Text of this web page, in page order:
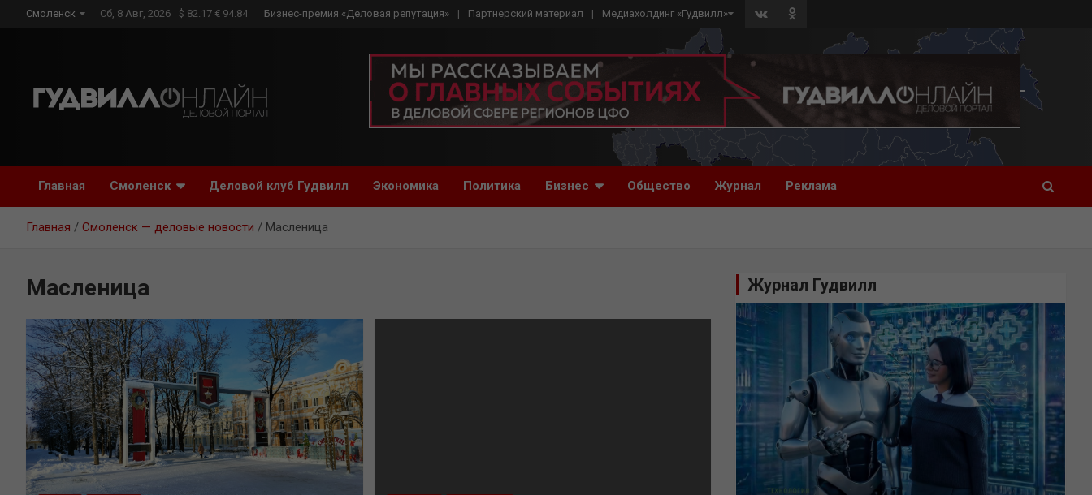
Смоленск Сб, 8 Авг, 2026 $ 82.17 € 94.84 Бизнес-премия «Деловая репутация» Партнерский материал Медиахолдинг «Гудвилл»
Главная Смоленск Деловой клуб Гудвилл Экономика Политика Бизнес Общество Журнал Реклама
Главная Смоленск — деловые новости Масленица
Масленица Журнал Гудвилл